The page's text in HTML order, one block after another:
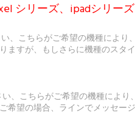
シリーズ、ipadシリー
、こちらがご希望の機種により
ますが、もしさらに機種のスタ
、こちらがご希望の機種により
希望の場合、ラインでメッセー